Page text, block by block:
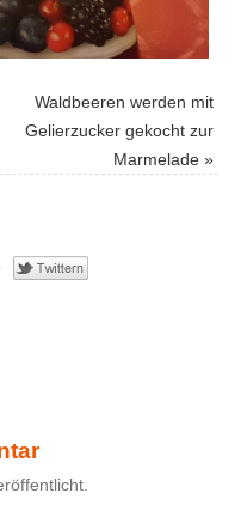
Waldbeeren werden mit
Gelierzucker gekocht zur
Marmelade »